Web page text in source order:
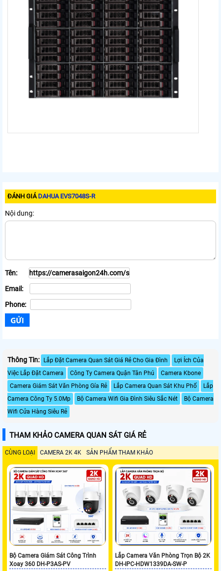
ĐÁNH GIÁ DAHUA EVS7048S-R
Nội dung:
Tên:
Email:
Phone:
Thông Tin: Lắp Đặt Camera Quan Sát Giá Rẻ Cho Gia Đình
Lợi Ích Của
Việc Lắp Đặt Camera
Công Ty Camera Quận Tân Phú
Camera Kbone
Camera Giám Sát Văn Phòng Gía Rẻ
Lắp Camera Quan Sát Khu Phố
Lắp
Camera Công Ty 5.0Mp
Bộ Camera Wifi Gia Đình Siêu Sắc Nét
Bộ Camera
Wifi Cửa Hàng Siêu Rẻ
THAM KHẢO CAMERA QUAN SÁT GIÁ RẺ
CÙNG LOẠI CAMERA 2K 4K SẢN PHẨM THAM KHẢO
Bộ Camera Giám Sát Công Trình
Xoay 360 DH-P3AS-PV
Lắp Camera Văn Phòng Trọn Bộ 2K
DH-IPC-HDW1339DA-SW-P